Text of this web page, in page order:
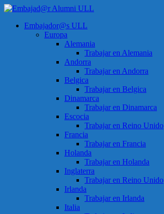
Saltar
contenido
Embajad@r
Menú
Embajador@s ULL
Europa
Alemania
Trabajar en Alemania
Andorra
Trabajar en Andorra
Belgica
Trabajar en Belgica
Dinamarca
Trabajar en Dinamarca
Escocia
Trabajar en Reino Unido
Francia
Trabajar en Francia
Holanda
Trabajar en Holanda
Inglaterra
Trabajar en Reino Unido
Irlanda
Trabajar en Irlanda
Italia